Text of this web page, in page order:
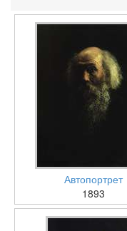
Автопортрет
1893